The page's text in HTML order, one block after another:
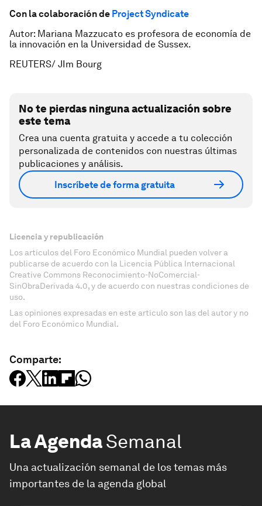
Con la colaboración de Project Syndicate
Autor: Mariana Mazzucato es profesora de economía de
la innovación en la Universidad de Sussex.
REUTERS/ JIm Bourg
No te pierdas ninguna actualización sobre
este tema
Crea una cuenta gratuita y accede a tu colección
personalizada de contenidos con nuestras últimas
publicaciones y análisis.
Inscríbete de forma gratuita
Licencia y republicación
Los artículos del Foro Económico Mundial pueden volver a
publicarse de acuerdo con la Licencia Pública Internacional
Creative Commons Reconocimiento-NoComercial-
SinObraDerivada 4.0, y de acuerdo con nuestras condiciones de
uso.
Las opiniones expresadas en este artículo son las del autor y no
del Foro Económico Mundial.
Comparte:
La AgendaSemanal
Una actualización semanal de los temas más
importantes de la agenda global